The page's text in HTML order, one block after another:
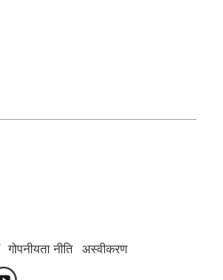
गोपनीयता नीति अस्वीकरण